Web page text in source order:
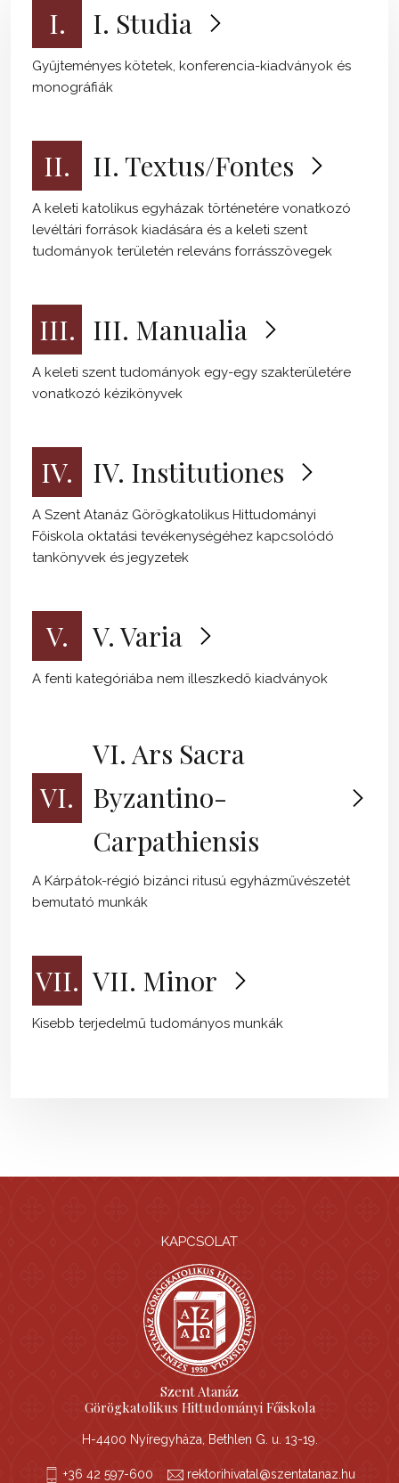
I. I. Studia
Gyűjteményes kötetek, konferencia-kiadványok és
monográfiák
II. II. Textus/Fontes
A keleti katolikus egyházak történetére vonatkozó
levéltári források kiadására és a keleti szent
tudományok területén releváns forrásszövegek
III. III. Manualia
A keleti szent tudományok egy-egy szakterületére
vonatkozó kézikönyvek
IV. IV. Institutiones
A Szent Atanáz Görögkatolikus Hittudományi
Főiskola oktatási tevékenységéhez kapcsolódó
tankönyvek és jegyzetek
V. V. Varia
A fenti kategóriába nem illeszkedő kiadványok
VI.
VI. Ars Sacra
Byzantino-
Carpathiensis
A Kárpátok-régió bizánci ritusú egyházművészetét
bemutató munkák
VII. VII. Minor
Kisebb terjedelmű tudományos munkák
KAPCSOLAT
Szent Atanáz
Görögkatolikus Hittudományi Főiskola
H-4400 Nyíregyháza, Bethlen G. u. 13-19.
+36 42 597-600 rektorihivatal@szentatanaz.hu